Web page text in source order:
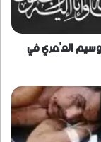
العُمري في